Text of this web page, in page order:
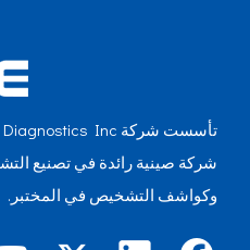
شركة صينية رائدة في تصنيع
وكواشف التشخيص في المختبر.